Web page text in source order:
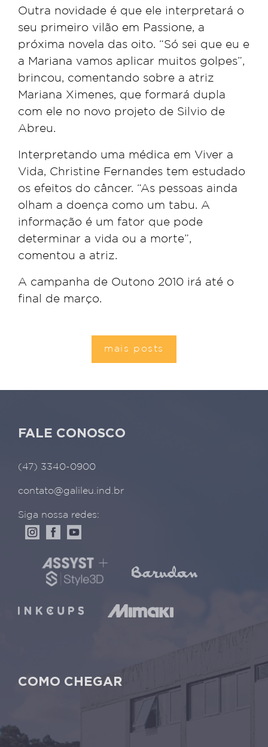
Outra novidade é que ele interpretará o
seu primeiro vilão em Passione, a
próxima novela das oito. “Só sei que eu e
a Mariana vamos aplicar muitos golpes”,
brincou, comentando sobre a atriz
Mariana Ximenes, que formará dupla
com ele no novo projeto de Silvio de
Abreu.
Interpretando uma médica em Viver a
Vida, Christine Fernandes tem estudado
os efeitos do câncer. “As pessoas ainda
olham a doença como um tabu. A
informação é um fator que pode
determinar a vida ou a morte”,
comentou a atriz.
A campanha de Outono 2010 irá até o
final de março.
mais posts
FALE CONOSCO
(47) 3340-0900
contato@galileu.ind.br
Siga nossa redes:
COMO CHEGAR